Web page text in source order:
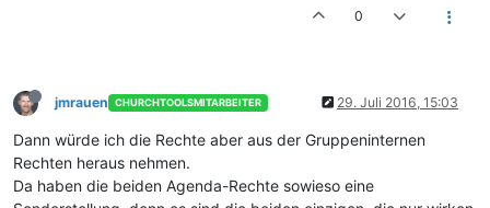
0
jmrauen CHURCHTOOLSMITARBEITER 29. Juli 2016, 15:03
Dann würde ich die Rechte aber aus der Gruppeninternen
Rechten heraus nehmen.
Da haben die beiden Agenda-Rechte sowieso eine